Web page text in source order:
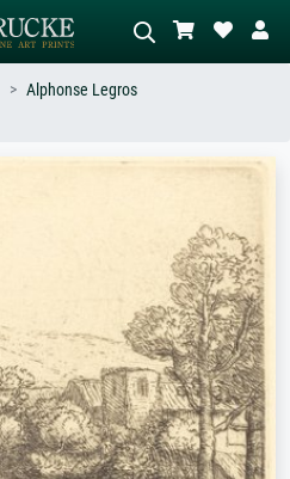
tableau sombre, nu debout près d'un
Alphonse Legros